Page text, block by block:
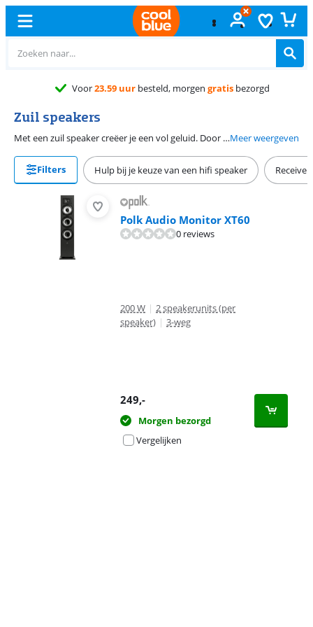
besteld, morgengratisbezorgd
Zuil speakers
Met een zuil speaker creëer je een vol geluid. Door de grote klankkast vullen deze luidsprekers jouw ruimte met krachtige bastonen. Hiervoor heb je soms meer vermogen nodig, en dus een krachtige versterker. Vloerstaande speakers zijn verkrijgbaar in verschillende hoogtes en kleuren. Daarmee past er altijd een bij jouw muziek opstelling.Meer weergeven
Filters Hulp bij je keuze van een hifi speaker
Polk Audio Monitor XT60
0 reviews
200 W | 2 speakerunits (per
speaker) | 3-weg
249,-
Morgen bezorgd
Vergelijken